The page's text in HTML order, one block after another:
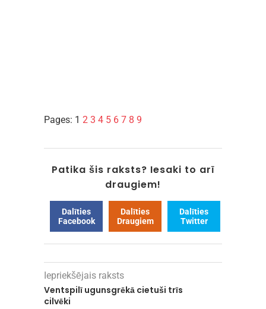
Pages: 1 2 3 4 5 6 7 8 9
Patika šis raksts? Iesaki to arī
draugiem!
Dalīties
Facebook
Dalīties
Draugiem
Dalīties
Twitter
Iepriekšējais raksts
Ventspilī ugunsgrēkā cietuši trīs
cilvēki